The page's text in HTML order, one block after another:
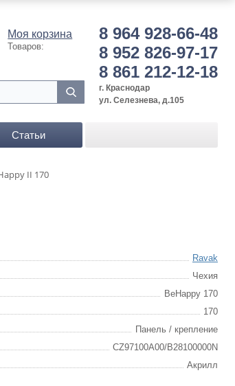
8 964 928-66-48
8 952 826-97-17
8 861 212-12-18
г. Краснодар
ул. Селезнева, д.105
Моя корзина
Товаров:
Статьи
II 170
Ravak
Чехия
BeHappy 170
170
Панель / крепление
CZ97100A00/B28100000N
Акрилл